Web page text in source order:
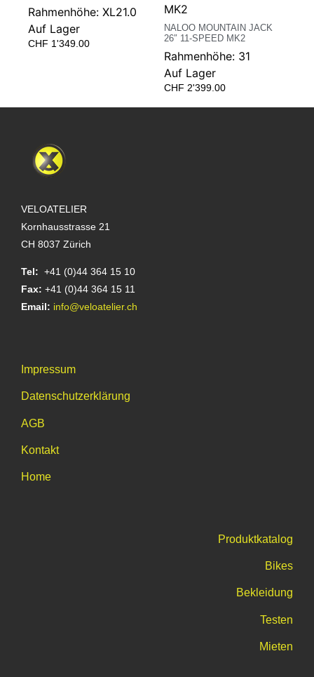
Rahmenhöhe: XL21.0
Auf Lager
CHF 1'349.00
NALOO MOUNTAIN JACK
26″ 11-SPEED MK2
Rahmenhöhe: 31
Auf Lager
CHF 2'399.00
VELOATELIER
Kornhausstrasse 21
CH 8037 Zürich
Tel: +41 (0)44 364 15 10
Fax: +41 (0)44 364 15 11
Email: info@veloatelier.ch
Impressum
Datenschutzerklärung
AGB
Kontakt
Home
Produktkatalog
Bikes
Bekleidung
Testen
Mieten